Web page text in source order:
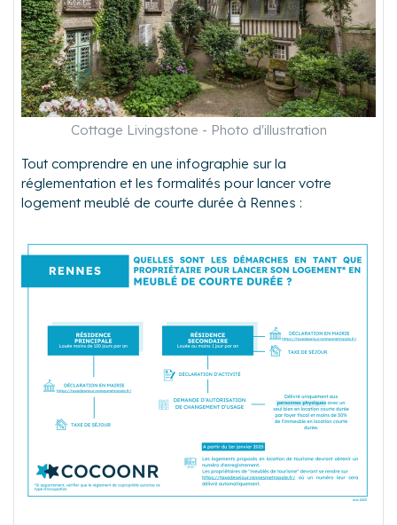
Cottage Livingstone - Photo d'illustration
Tout comprendre en une infographie sur la
réglementation et les formalités pour lancer votre
logement meublé de courte durée à Rennes :